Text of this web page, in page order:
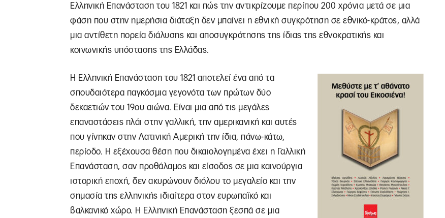
Ελληνική Επανάσταση του 1821 και πώς την αντικρίζουμε περίπου 200 χρόνια μετά σε μια
φάση που στην ημερήσια διάταξη δεν μπαίνει η εθνική συγκρότηση σε εθνικό-κράτος, αλλά
μια αντίθετη πορεία διάλυσης και αποσυγκρότησης της ίδιας της εθνοκρατικής και
κοινωνικής υπόστασης της Ελλάδας.
Η Ελληνική Επανάσταση του 1821 αποτελεί ένα από τα
σπουδαιότερα παγκόσμια γεγονότα των πρώτων δύο
δεκαετιών του 19ου αιώνα. Είναι μια από τις μεγάλες
επαναστάσεις πλάι στην γαλλική, την αμερικανική και αυτές
που γίνηκαν στην Λατινική Αμερική την ίδια, πάνω-κάτω,
περίοδο. Η εξέχουσα θέση που δικαιολογημένα έχει η Γαλλική
Επανάσταση, σαν προθάλαμος και είσοδος σε μια καινούργια
ιστορική εποχή, δεν ακυρώνουν διόλου το μεγαλείο και την
σημασία της ελληνικής ιδιαίτερα στον ευρωπαϊκό και
βαλκανικό χώρο. Η Ελληνική Επανάσταση ξεσπά σε μια